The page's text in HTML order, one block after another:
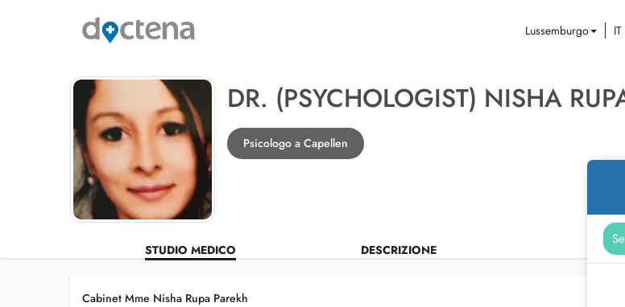
Lussemburgo IT
DR. (PSYCHOLOGIST) NISHA
Psicologo a Capellen
STUDIO MEDICO DESCRIZIONE
Cabinet Mme Nisha Rupa Parekh